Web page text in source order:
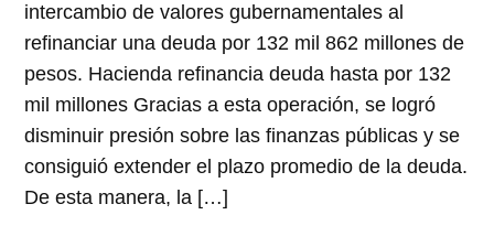
intercambio de valores gubernamentales al
refinanciar una deuda por 132 mil 862 millones de
pesos. Hacienda refinancia deuda hasta por 132
mil millones Gracias a esta operación, se logró
disminuir presión sobre las finanzas públicas y se
consiguió extender el plazo promedio de la deuda.
De esta manera, la […]